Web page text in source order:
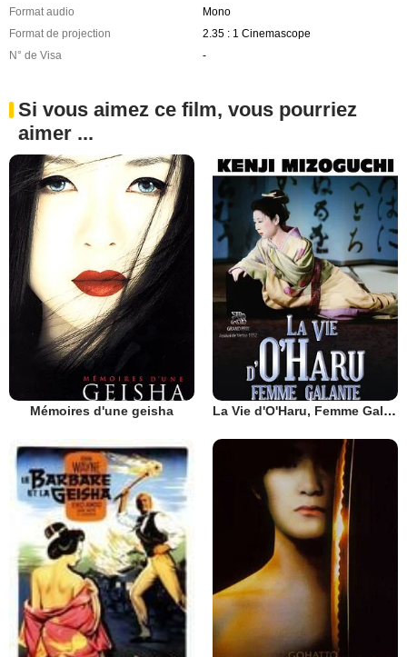
Format audio
Mono
Format de projection
2.35 : 1 Cinemascope
N° de Visa
-
Si vous aimez ce film, vous pourriez
aimer ...
Mémoires d'une geisha La Vie d'O'Haru, Femme Galante